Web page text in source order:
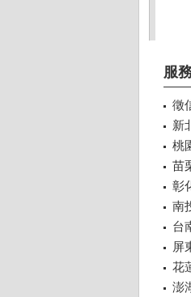
服
徵
新
桃
苗
彰
南
台
屏
花
澎